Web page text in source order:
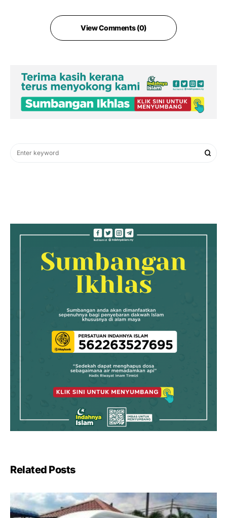
View Comments (0)
Related Posts